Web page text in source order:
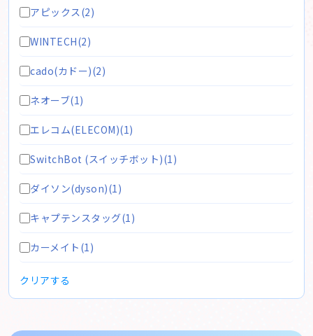
アピックス(2)
WINTECH(2)
cado(カドー)(2)
ネオーブ(1)
エレコム(ELECOM)(1)
SwitchBot (スイッチボット)(1)
ダイソン(dyson)(1)
キャプテンスタッグ(1)
カーメイト(1)
クリアする